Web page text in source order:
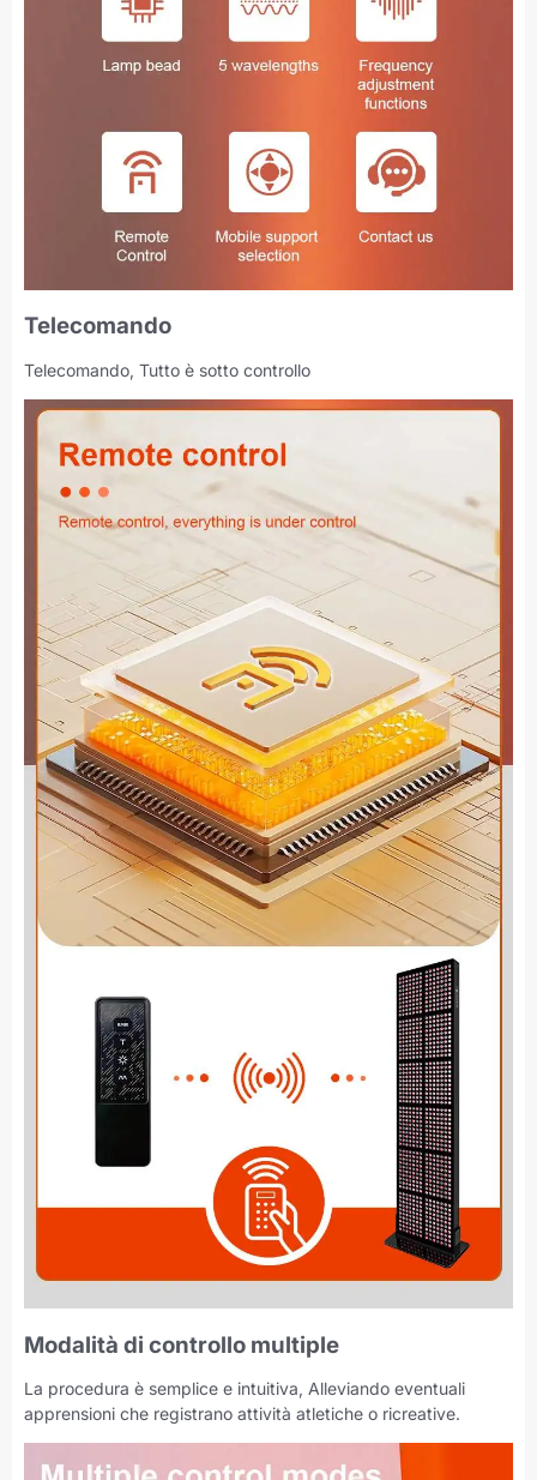
Telecomando
Telecomando, Tutto è sotto controllo
Modalità di controllo multiple
La procedura è semplice e intuitiva, Alleviando eventuali
apprensioni che registrano attività atletiche o ricreative.